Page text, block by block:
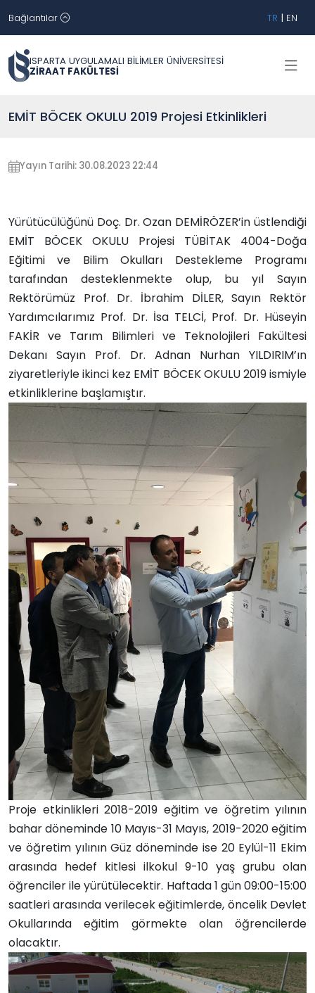
Bağlantılar TR | EN
ISPARTA UYGULAMALI BİLİMLER ÜNİVERSİTESİ
ZİRAAT FAKÜLTESİ
EMİT BÖCEK OKULU 2019 Projesi Etkinlikleri
Yayın Tarihi: 30.08.2023 22:44
Yürütücülüğünü Doç. Dr. Ozan DEMİRÖZER’in üstlendiği
EMİT BÖCEK OKULU Projesi TÜBİTAK 4004-Doğa
Eğitimi ve Bilim Okulları Destekleme Programı
tarafından desteklenmekte olup, bu yıl Sayın
Rektörümüz Prof. Dr. İbrahim DİLER, Sayın Rektör
Yardımcılarımız Prof. Dr. İsa TELCİ, Prof. Dr. Hüseyin
FAKİR ve Tarım Bilimleri ve Teknolojileri Fakültesi
Dekanı Sayın Prof. Dr. Adnan Nurhan YILDIRIM’ın
ziyaretleriyle ikinci kez EMİT BÖCEK OKULU 2019 ismiyle
etkinliklerine başlamıştır.
Proje etkinlikleri 2018-2019 eğitim ve öğretim yılının
bahar döneminde 10 Mayıs-31 Mayıs, 2019-2020 eğitim
ve öğretim yılının Güz döneminde ise 20 Eylül-11 Ekim
arasında hedef kitlesi ilkokul 9-10 yaş grubu olan
öğrenciler ile yürütülecektir. Haftada 1 gün 09:00-15:00
saatleri arasında verilecek eğitimlerde, öncelik Devlet
Okullarında eğitim görmekte olan öğrencilerde
olacaktır.